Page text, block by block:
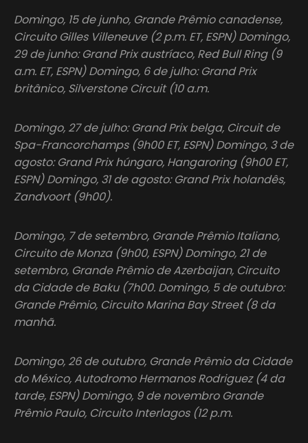
Domingo, 15 de junho, Grande Prêmio canadense,
Circuito Gilles Villeneuve (2 p.m. ET, ESPN) Domingo,
29 de junho: Grand Prix austríaco, Red Bull Ring (9
a.m. ET, ESPN) Domingo, 6 de julho: Grand Prix
britânico, Silverstone Circuit (10 a.m.
Domingo, 27 de julho: Grand Prix belga, Circuit de
Spa-Francorchamps (9h00 ET, ESPN) Domingo, 3 de
agosto: Grand Prix húngaro, Hangaroring (9h00 ET,
ESPN) Domingo, 31 de agosto: Grand Prix holandês,
Zandvoort (9h00).
Domingo, 7 de setembro, Grande Prêmio Italiano,
Circuito de Monza (9h00, ESPN) Domingo, 21 de
setembro, Grande Prêmio de Azerbaijan, Circuito
da Cidade de Baku (7h00. Domingo, 5 de outubro:
Grande Prêmio, Circuito Marina Bay Street (8 da
manhã.
Domingo, 26 de outubro, Grande Prêmio da Cidade
do México, Autodromo Hermanos Rodriguez (4 da
tarde, ESPN) Domingo, 9 de novembro Grande
Prêmio Paulo, Circuito Interlagos (12 p.m.